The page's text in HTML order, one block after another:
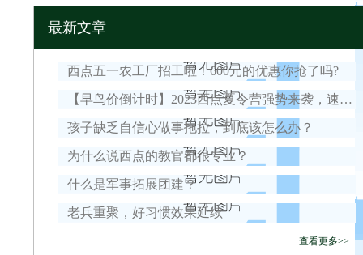
最新文章
西点五一农工厂招工啦！600元的优惠你抢了吗?
【早鸟价倒计时】2023西点夏令营强势来袭，速戳开抢早早鸟名额
孩子缺乏自信心做事拖拉，到底该怎么办？
为什么说西点的教官都很专业？
什么是军事拓展团建？
老兵重聚，好习惯效果延续
查看更多>>